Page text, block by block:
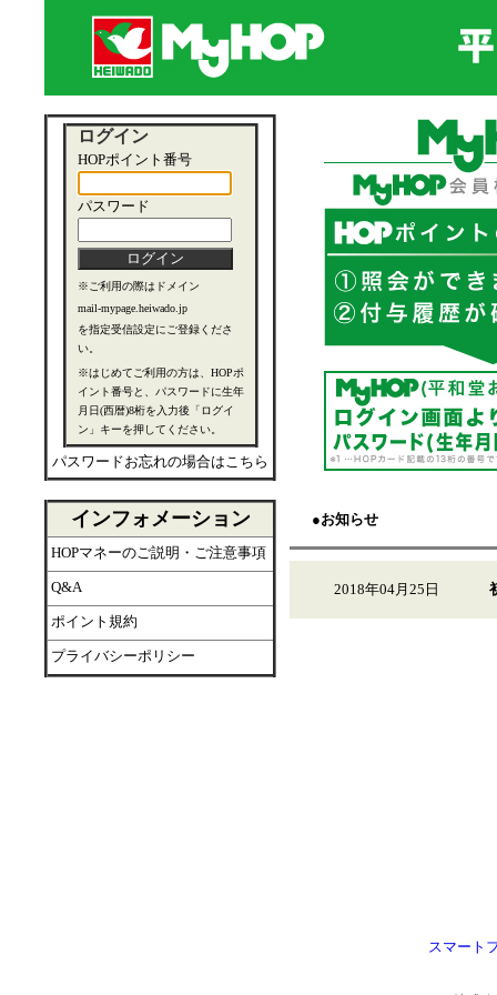
ログイン
HOPポイント番号
パスワード
※ご利用の際はドメイン
mail-mypage.heiwado.jp
を指定受信設定にご登録くださ
い。
※はじめてご利用の方は、HOPポ
イント番号と、パスワードに生年
月日(西暦)8桁を入力後「ログイ
ン」キーを押してください。
パスワードお忘れの場合はこちら
インフォメーション
HOPマネーのご説明・ご注意事項
Q&A
ポイント規約
プライバシーポリシー
●お知らせ
2018年04月25日
スマート